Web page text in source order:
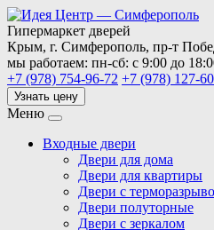
Гипермаркет дверей
Крым, г. Симферополь, пр-т
мы работаем: пн-сб: с 9:00 до
+7 (978) 754-96-72 +7 (978) 127-
Узнать цену
Меню
Входные двери
Двери для дома
Двери для квартиры
Двери с
Двери полуторные
Двери с зеркалом